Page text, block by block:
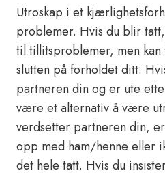
Utroskap i et
problemer. Hvis du blir
til tillitsproblemer, men
slutten på forholdet ditt.
partneren din og er ute
være et alternativ å være
verdsetter partneren din,
opp med ham/henne eller
det hele tatt. Hvis du